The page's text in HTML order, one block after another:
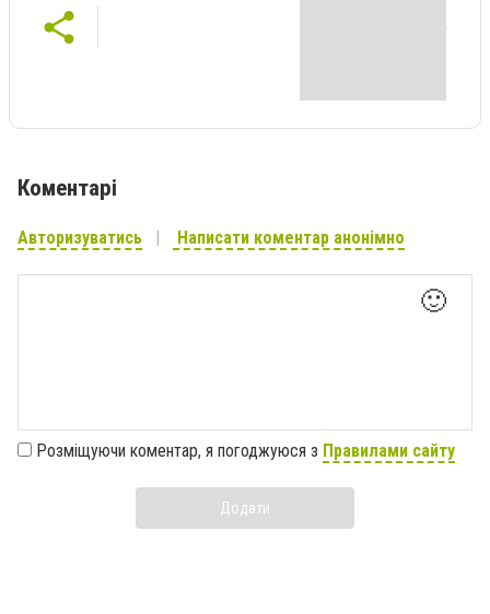
Коментарі
Авторизуватись Написати коментар анонімно
🙂
Розміщуючи коментар, я погоджуюся з Правилами сайту
Додати